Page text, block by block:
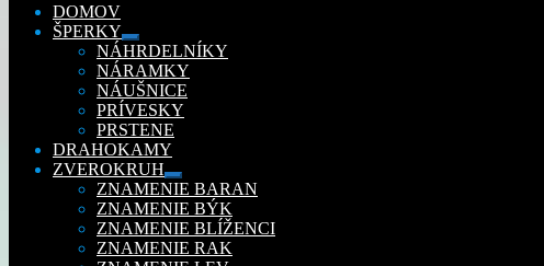
DOMOV
ŠPERKY
Rozbaliť
podradené
menu
NÁHRDELNÍKY
NÁRAMKY
NÁUŠNICE
PRÍVESKY
PRSTENE
DRAHOKAMY
ZVEROKRUH
Rozbaliť
podradené
menu
ZNAMENIE BARAN
ZNAMENIE BÝK
ZNAMENIE BLÍŽENCI
ZNAMENIE RAK